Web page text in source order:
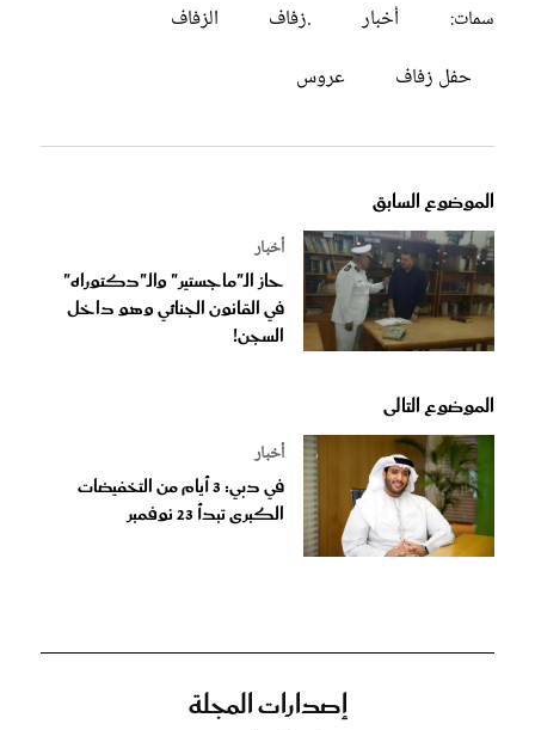
سمات:
أخبار .زفاف
الزفاف
حفل زفاف
عروس
الموضوع السابق
أخبار
حاز الـ"ماجستير" والـ"دكتوراه"
في القانون الجنائي وهو داخل
السجن!
الموضوع التالى
أخبار
في دبي: 3 أيام من التخفيضات
الكبرى تبدأ 23 نوفمبر
إصدارات المجلة